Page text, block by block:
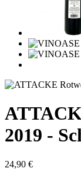
2019 -
24,90 €